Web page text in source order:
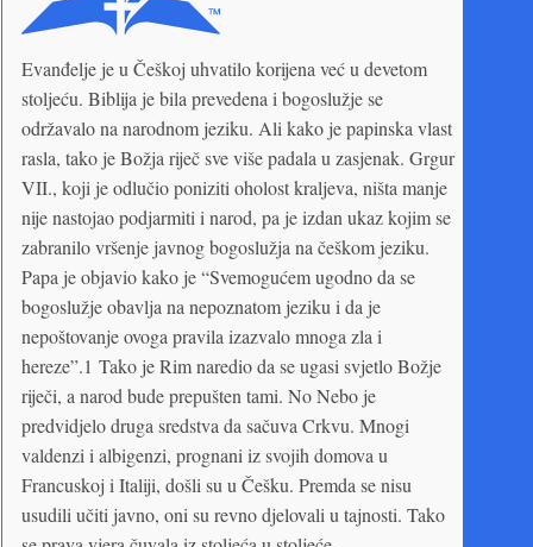
Evanđelje je u Češkoj uhvatilo korijena već u devetom
stoljeću. Biblija je bila prevedena i bogoslužje se
održavalo na narodnom jeziku. Ali kako je papinska vlast
rasla, tako je Božja riječ sve više padala u zasjenak. Grgur
VII., koji je odlučio poniziti oholost kraljeva, ništa manje
nije nastojao podjarmiti i narod, pa je izdan ukaz kojim se
zabranilo vršenje javnog bogoslužja na češkom jeziku.
Papa je objavio kako je “Svemogućem ugodno da se
bogoslužje obavlja na nepoznatom jeziku i da je
nepoštovanje ovoga pravila izazvalo mnoga zla i
hereze”.1 Tako je Rim naredio da se ugasi svjetlo Božje
riječi, a narod bude prepušten tami. No Nebo je
predvidjelo druga sredstva da sačuva Crkvu. Mnogi
valdenzi i albigenzi, prognani iz svojih domova u
Francuskoj i Italiji, došli su u Češku. Premda se nisu
usudili učiti javno, oni su revno djelovali u tajnosti. Tako